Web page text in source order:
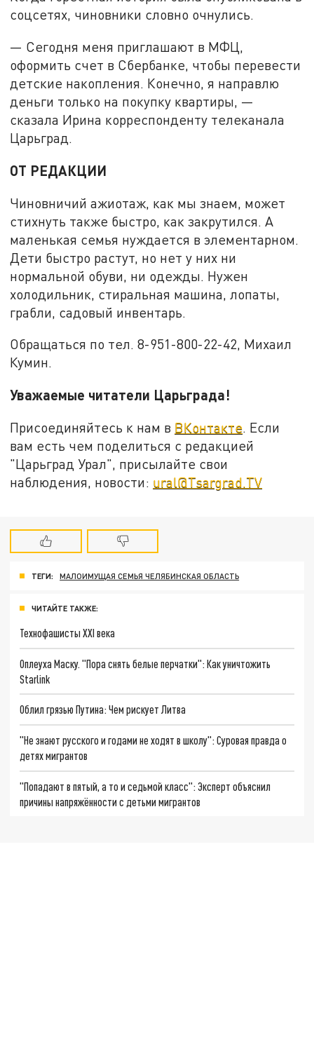
соцсетях, чиновники словно очнулись.
— Сегодня меня приглашают в МФЦ,
оформить счет в Сбербанке, чтобы перевести
детские накопления. Конечно, я направлю
деньги только на покупку квартиры, —
сказала Ирина корреспонденту телеканала
Царьград.
ОТ РЕДАКЦИИ
Чиновничий ажиотаж, как мы знаем, может
стихнуть также быстро, как закрутился. А
маленькая семья нуждается в элементарном.
Дети быстро растут, но нет у них ни
нормальной обуви, ни одежды. Нужен
холодильник, стиральная машина, лопаты,
грабли, садовый инвентарь.
Обращаться по тел. 8-951-800-22-42, Михаил
Кумин.
Уважаемые читатели Царьграда!
Присоединяйтесь к нам в ВКонтакте . Если
вам есть чем поделиться с редакцией
"Царьград Урал", присылайте свои
наблюдения, новости: ural@Tsargrad.TV
ТЕГИ: МАЛОИМУЩАЯ СЕМЬЯ ЧЕЛЯБИНСКАЯ ОБЛАСТЬ
ЧИТАЙТЕ ТАКЖЕ:
Технофашисты XXI века
Оплеуха Маску. "Пора снять белые перчатки": Как уничтожить
Starlink
Облил грязью Путина: Чем рискует Литва
"Не знают русского и годами не ходят в школу": Суровая правда о
детях мигрантов
"Попадают в пятый, а то и седьмой класс": Эксперт объяснил
причины напряжённости с детьми мигрантов